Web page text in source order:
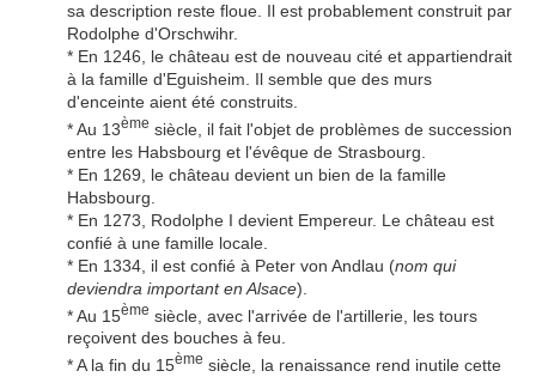
sa description reste floue. Il est probablement construit par
Rodolphe d'Orschwihr.
* En 1246, le château est de nouveau cité et appartiendrait
à la famille d'Eguisheim. Il semble que des murs
d'enceinte aient été construits.
* Au 13ème siècle, il fait l'objet de problèmes de succession
entre les Habsbourg et l'évêque de Strasbourg.
* En 1269, le château devient un bien de la famille
Habsbourg.
* En 1273, Rodolphe I devient Empereur. Le château est
confié à une famille locale.
* En 1334, il est confié à Peter von Andlau (nom qui
deviendra important en Alsace).
* Au 15ème siècle, avec l'arrivée de l'artillerie, les tours
reçoivent des bouches à feu.
* A la fin du 15ème siècle, la renaissance rend inutile cette